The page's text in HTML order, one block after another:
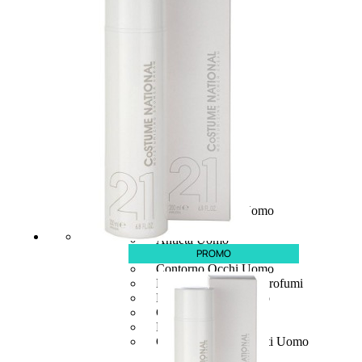
UOMO
Detergente Viso Uomo
Dopobarba Uomo
Antieta Uomo
Anticaduta Uomo
Contorno Occhi Uomo
Bagnodoccia Uomo Profumi
Docciaschiuma Uomo
Corpo Uomo
Deodoranti Uomo
Confezioni Trattamenti Uomo
PROMO